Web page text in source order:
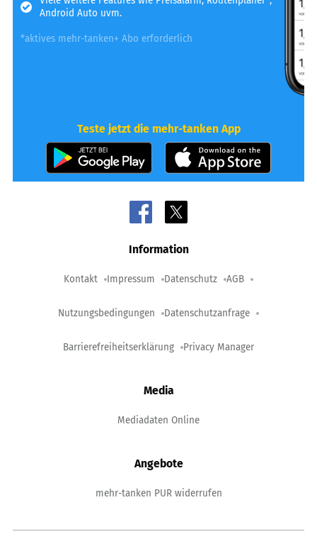
Android Auto uvm.
*aktives mehr-tanken+ Abo erforderlich
Teste jetzt die mehr-tanken App
Information
Kontakt Impressum Datenschutz AGB
Nutzungsbedingungen Datenschutzanfrage
Barrierefreiheitserklärung Privacy Manager
Media
Mediadaten Online
Angebote
mehr-tanken PUR widerrufen